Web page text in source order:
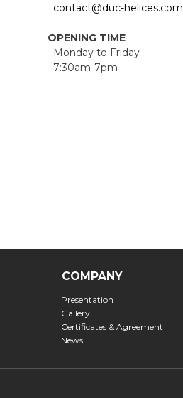
contact@duc-helices.com
OPENING TIME
Monday to Friday
7:30am-7pm
COMPANY
Presentation
Gallery
Certificates & Agreement
News